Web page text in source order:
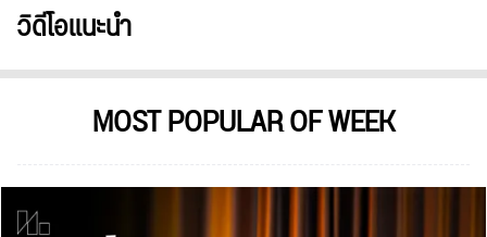
วิดีโอแนะนำ
MOST POPULAR OF WEEK